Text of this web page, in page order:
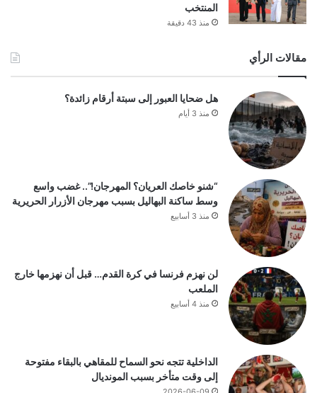
المنتخب
منذ 43 دقيقة
مقالات الرأي
هل ضحايا العبور إلى سبتة أرقام زائدة؟
منذ 3 أيام
“شنو خاصك العريان؟ المهرجان!”.. غضب واسع
وسط ساكنة البهاليل بسبب مهرجان الأزرار الحريرية
منذ 3 أسابيع
لن نهزم فرنسا في كرة القدم… قبل أن نهزمها خارج
الملعب
منذ 4 أسابيع
الداخلية تتجه نحو السماح للمقاهي بالبقاء مفتوحة
إلى وقت متأخر بسبب المونديال